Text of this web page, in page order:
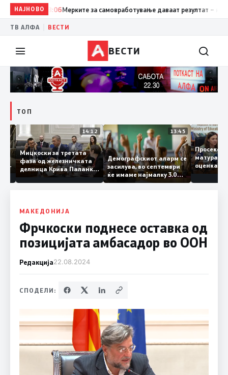
НАЈНОВО
18:06 Мерките за самовработување даваат резултат –
ТВ АЛФА ВЕСТИ
ВЕСТИ
ТОП
15:20
Во
14:12
Мицкоски за третата
фаза од железничката
делница Крива Паланка
– Деве Баир: Проектот
нема да заврши на
целина
13:45
Демографскиот аларм се
засилува, во септември
ќе имаме најмалку 3.000
првачиња помалку
матура
оценка
МАКЕДОНИЈА
Фрчкоски поднесе оставка од
позицијата амбасадор во ООН
Редакција22.08.2024
СПОДЕЛИ: